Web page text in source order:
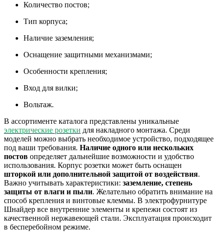
Количество постов;
Тип корпуса;
Наличие заземления;
Оснащение защитными механизмами;
Особенности крепления;
Вход для вилки;
Вольтаж.
В ассортименте каталога представлены уникальные
электрические розетки для накладного монтажа. Среди
моделей можно выбрать необходимое устройство, подходящее
под ваши требования. Наличие одного или нескольких
постов определяет дальнейшие возможности и удобство
использования. Корпус розетки может быть оснащен
шторкой или дополнительной защитой от воздействия.
Важно учитывать характеристики: заземление, степень
защиты от влаги и пыли. Желательно обратить внимание на
способ крепления и винтовые клеммы. В электрофурнитуре
Шнайдер все внутренние элементы и крепежи состоят из
качественной нержавеющей стали. Эксплуатация происходит
в бесперебойном режиме.